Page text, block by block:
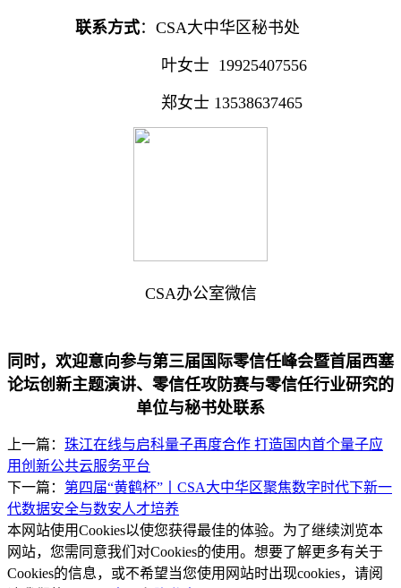
联系方式：CSA大中华区秘书处
叶女士 19925407556
郑女士 13538637465
CSA办公室微信
同时，欢迎意向参与第三届国际零信任峰会暨首届西塞
论坛创新主题演讲、零信任攻防赛与零信任行业研究的
单位与秘书处联系
上一篇： 珠江在线与启科量子再度合作 打造国内首个量子应
用创新公共云服务平台
下一篇： 第四届“黄鹤杯”丨CSA大中华区聚焦数字时代下新一
代数据安全与数安人才培养
本网站使用Cookies以使您获得最佳的体验。为了继续浏览本
网站，您需同意我们对Cookies的使用。想要了解更多有关于
Cookies的信息，或不希望当您使用网站时出现cookies，请阅